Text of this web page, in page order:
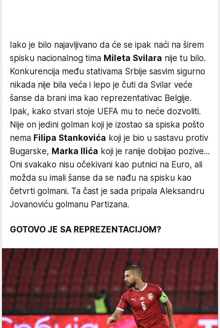
Iako je bilo najavljivano da će se ipak naći na širem
spisku nacionalnog tima Mileta Svilara nije tu bilo.
Konkurencija među stativama Srbije sasvim sigurno
nikada nije bila veća i lepo je čuti da Svilar veće
šanse da brani ima kao reprezentativac Belgije.
Ipak, kako stvari stoje UEFA mu to neće dozvoliti.
Nije on jedini golman koji je izostao sa spiska pošto
nema Filipa Stankovića koji je bio u sastavu protiv
Bugarske, Marka Ilića koji je ranije dobijao pozive...
Oni svakako nisu očekivani kao putnici na Euro, ali
možda su imali šanse da se nađu na spisku kao
četvrti golmani. Ta čast je sada pripala Aleksandru
Jovanoviću golmanu Partizana.
GOTOVO JE SA REPREZENTACIJOM?